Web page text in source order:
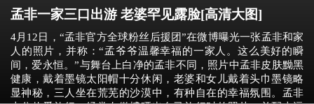
孟非一家三口出游 老婆罕见露脸[高清大图]
4月12日，“孟非官方全球粉丝后援团”在微博曝光一张孟非和家
人的照片，并称：“孟爷爷温馨幸福的一家人。这么美好的瞬
间，爱永恒。”与舞台上白净的孟非不同，照片中孟非皮肤黝黑
健康，戴着墨镜太阳帽十分休闲，老婆和女儿戴着头巾墨镜略
显神秘，三人坐在荒芜的沙漠中，有种自在的幸福氛围。孟非